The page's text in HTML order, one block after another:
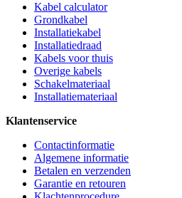
Kabel calculator
Grondkabel
Installatiekabel
Installatiedraad
Kabels voor thuis
Overige kabels
Schakelmateriaal
Installatiemateriaal
Klantenservice
Contactinformatie
Algemene informatie
Betalen en verzenden
Garantie en retouren